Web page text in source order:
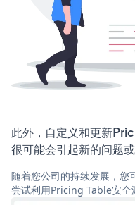
此外，自定义和更新
很可能会引起新的问题或
随着您公司的持续发展，您
尝试利用Pricing Table安全